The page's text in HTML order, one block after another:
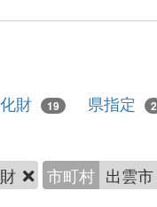
財 19 県指定 2
市町村 出雲市